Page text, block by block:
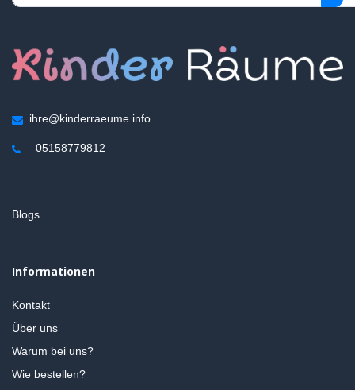
ihre@kinderraeume.info
05158779812
Blogs
Informationen
Kontakt
Über uns
Warum bei uns?
Wie bestellen?